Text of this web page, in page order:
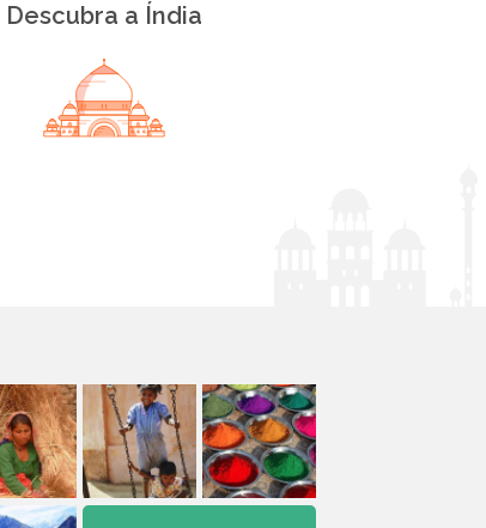
Descubra a Índia